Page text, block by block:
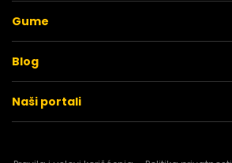
Gume
Blog
Naši portali